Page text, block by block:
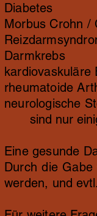
Diabetes
Morbus Crohn /
Darmkrebs
kardiovaskuläre
rheumatoide
neurologische
sind nur
Eine gesunde
Durch die
werden, und